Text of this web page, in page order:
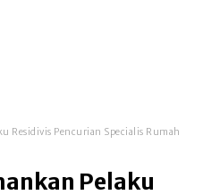
Residivis Pencurian Specialis Rumah
Pelaku